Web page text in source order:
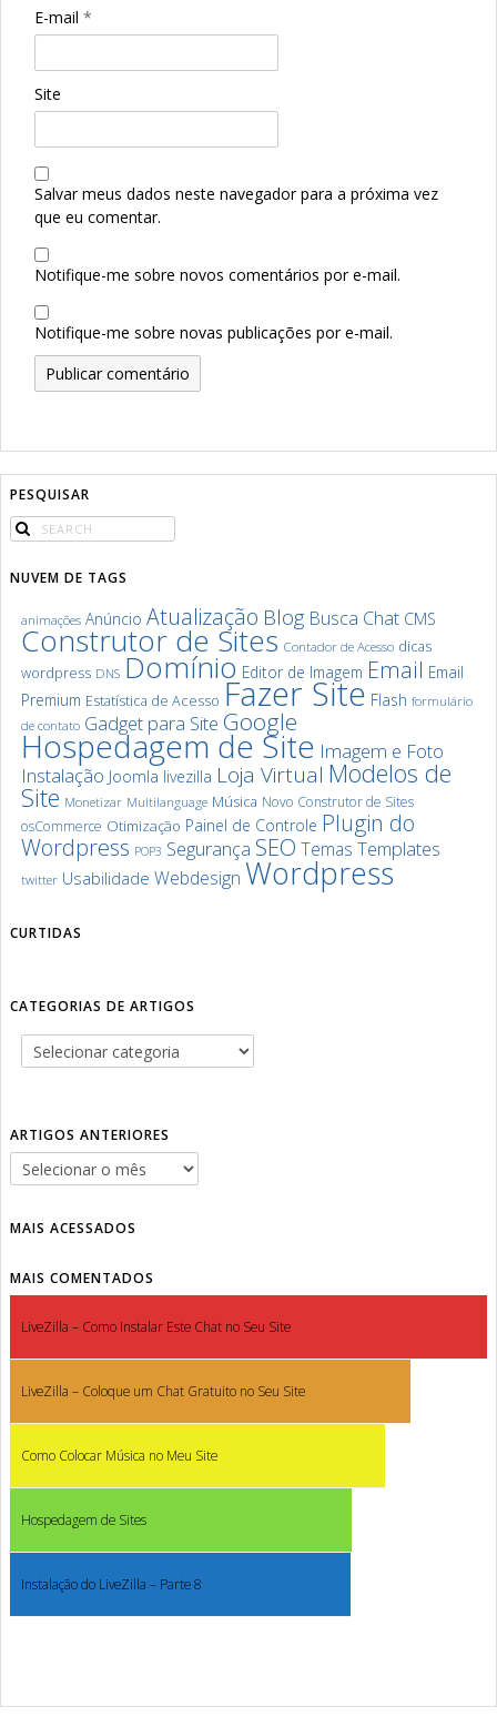
E-mail *
Site
Salvar meus dados neste navegador para a próxima vez
que eu comentar.
Notifique-me sobre novos comentários por e-mail.
Notifique-me sobre novas publicações por e-mail.
PESQUISAR
NUVEM DE TAGS
animações Anúncio Atualização Blog Busca Chat CMS
Construtor de Sites Contador de Acesso dicas
wordpress DNS Domínio Editor de Imagem Email Email
Premium Estatística de Acesso Fazer Site Flash formulário
de contato Gadget para Site Google
Hospedagem de Site Imagem e Foto
Instalação Joomla livezilla Loja Virtual Modelos de
Site Monetizar Multilanguage Música Novo Construtor de Sites
osCommerce Otimização Painel de Controle Plugin do
Wordpress POP3 Segurança SEO Temas Templates
twitter Usabilidade Webdesign Wordpress
CURTIDAS
CATEGORIAS DE ARTIGOS
ARTIGOS ANTERIORES
MAIS ACESSADOS
MAIS COMENTADOS
LiveZilla – Como Instalar Este Chat no Seu Site
LiveZilla – Coloque um Chat Gratuito no Seu Site
Como Colocar Música no Meu Site
Hospedagem de Sites
Instalação do LiveZilla – Parte 8